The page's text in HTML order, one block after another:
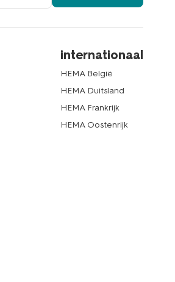
internationaal
HEMA België
HEMA Duitsland
HEMA Frankrijk
HEMA Oostenrijk